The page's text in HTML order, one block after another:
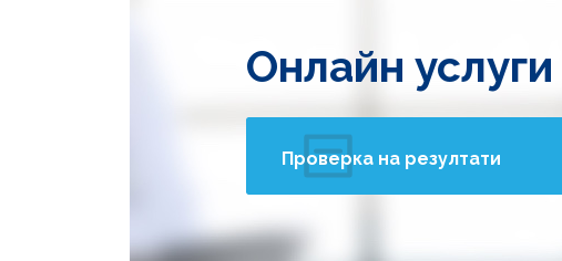
Онлайн услуги
Проверка на резултати